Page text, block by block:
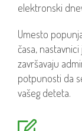
elektronski
Umesto
časa,
završavaju
potpunosti da
vašeg deteta.